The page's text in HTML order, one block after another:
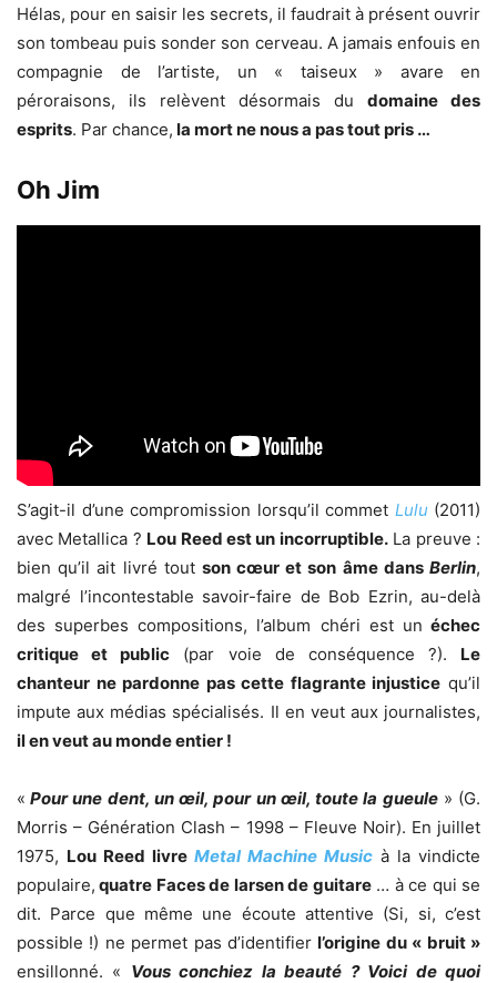
Hélas, pour en saisir les secrets, il faudrait à présent ouvrir
son tombeau puis sonder son cerveau. A jamais enfouis en
compagnie de l’artiste, un « taiseux » avare en
péroraisons, ils relèvent désormais du domaine des
esprits. Par chance, la mort ne nous a pas tout pris …
Oh Jim
S’agit-il d’une compromission lorsqu’il commet Lulu (2011)
avec Metallica ? Lou Reed est un incorruptible.La preuve :
bien qu’il ait livré tout son cœur et son âme dansBerlin,
malgré l’incontestable savoir-faire de Bob Ezrin, au-delà
des superbes compositions, l’album chéri est un échec
critique et public (par voie de conséquence ?). Le
chanteur ne pardonne pas cette flagrante injustice qu’il
impute aux médias spécialisés. Il en veut aux journalistes,
il en veut au monde entier !
« Pour une dent, un œil, pour un œil, toute la gueule» (G.
Morris – Génération Clash – 1998 – Fleuve Noir). En juillet
1975, Lou Reed livre Metal Machine Music à la vindicte
populaire, quatre Faces de larsen de guitare… à ce qui se
dit. Parce que même une écoute attentive (Si, si, c’est
possible !) ne permet pas d’identifierl’origine du « bruit »
ensillonné. « Vous conchiez la beauté ? Voici de quoi